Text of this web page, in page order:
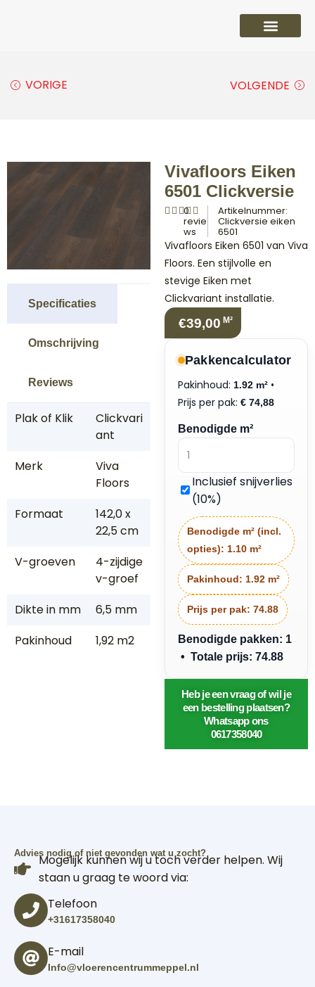
VORIGE VOLGENDE
Specificaties
Omschrijving
Reviews
Plak of Klik
Clickvari
ant
Merk
Viva
Floors
Formaat
142,0 x
22,5 cm
V-groeven
4-zijdige
v-groef
Dikte in mm
6,5 mm
Pakinhoud
1,92 m2
Vivafloors Eiken
6501 Clickversie
0
revie
ws
Artikelnummer:
Clickversie eiken
6501
Vivafloors Eiken 6501 van Viva
Floors. Een stijlvolle en
stevige Eiken met
Clickvariant installatie.
€39,00 M²
Pakkencalculator
Pakinhoud: 1.92 m² •
Prijs per pak: € 74,88
Benodigde m²
Inclusief snijverlies
(10%)
Benodigde m² (incl.
opties): 1.10 m²
Pakinhoud: 1.92 m²
Prijs per pak: 74.88
Benodigde pakken: 1
• Totale prijs: 74.88
Heb je een vraag of wil je
een bestelling plaatsen?
Whatsapp ons
0617358040
Advies nodig of niet gevonden wat u zocht?
Mogelijk kunnen wij u toch verder helpen. Wij
staan u graag te woord via:
Telefoon
+31617358040
E-mail
Info@vloerencentrummeppel.nl